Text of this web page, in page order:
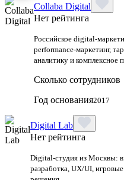
Collaba Digital
Нет рейтинга
Российское digital-
performance-маркетинг,
аналитику и комплексное
Сколько сотрудников
Год основания2017
Digital Lab
Нет рейтинга
Digital-студия из Москвы:
разработка, UX/UI,